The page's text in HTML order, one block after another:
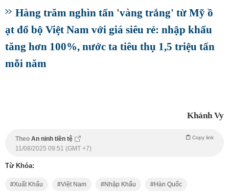
Hàng trăm nghìn tấn 'vàng trắng' từ Mỹ ồ
ạt đổ bộ Việt Nam với giá siêu rẻ: nhập khẩu
tăng hơn 100%, nước ta tiêu thụ 1,5 triệu tấn
mỗi năm
Khánh Vy
Theo An ninh tiền tệ Copy link
11/08/2025 09:51 (GMT +7)
Từ Khóa:
Xuất Khẩu Việt Nam Nhập Khẩu Hàn Quốc